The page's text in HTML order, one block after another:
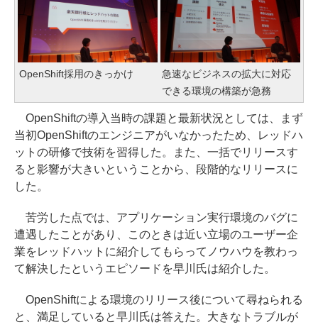
OpenShift採用のきっかけ
急速なビジネスの拡大に対応
できる環境の構築が急務
OpenShiftの導入当時の課題と最新状況としては、まず
当初OpenShiftのエンジニアがいなかったため、レッドハ
ットの研修で技術を習得した。また、一括でリリースす
ると影響が大きいということから、段階的なリリースに
した。
苦労した点では、アプリケーション実行環境のバグに
遭遇したことがあり、このときは近い立場のユーザー企
業をレッドハットに紹介してもらってノウハウを教わっ
て解決したというエピソードを早川氏は紹介した。
OpenShiftによる環境のリリース後について尋ねられる
と、満足していると早川氏は答えた。大きなトラブルが